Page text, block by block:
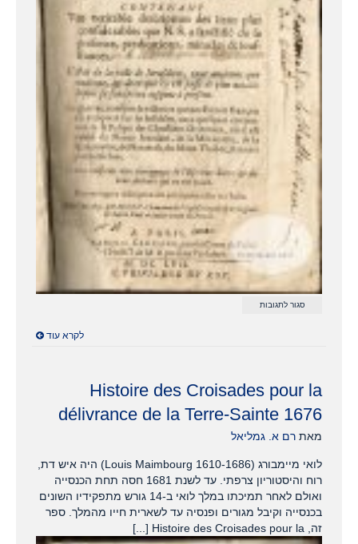
לקרא עוד
סגור לתגובותעל
1657
Histoire des Croisades pour la
délivrance de la Terre-Sainte 1676
מאת רם א. גמליאל
לואי מיימבורג (Louis Maimbourg 1610-1686) היה איש דת,
רוח והיסטוריון צרפתי. עד לשנת 1681 חסה תחת הכנסייה
ואולם לאחר תמיכתו במלך לואי ב-14 גורש מתפקידיו השונים
בכנסייה וקיבל מגורים ופנסיה עד לשארית חייו מהמלך. ספר
זה, Histoire des Croisades pour la [...]